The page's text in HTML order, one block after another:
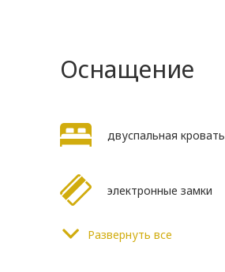
Оснащение
двуспальная кровать
электронные замки
кофеварка
Развернуть все